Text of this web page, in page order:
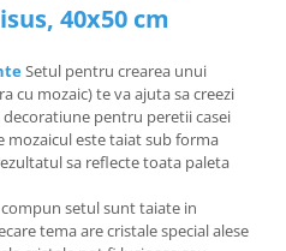
40x50 cm
Setul pentru crearea unui
cu mozaic) te va ajuta sa creezi
pentru peretii casei
mozaicul este taiat sub forma
sa reflecte toata paleta
setul sunt taiate in
tema are cristale special alese